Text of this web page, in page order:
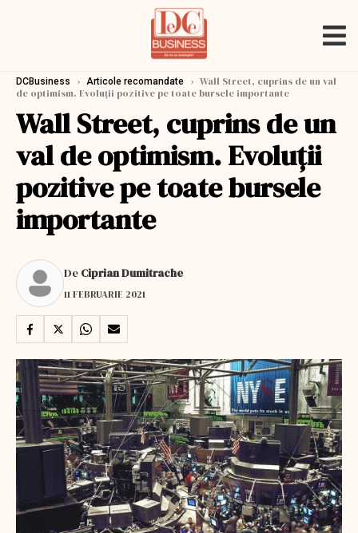
DCBusiness › Articole recomandate › Wall Street, cuprins de un val
de optimism. Evoluții pozitive pe toate bursele importante
Wall Street, cuprins de un
val de optimism. Evoluții
pozitive pe toate bursele
importante
De Ciprian Dumitrache
11 FEBRUARIE 2021